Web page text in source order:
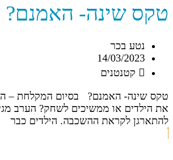
טקס שינה- האמנם?
נטע בכר
14/03/2023
קטנטנים
טקס שינה- האמנם? בסיום המקלחת –
את הילדים או ממשיכים לשחק? הערב
להתארגן לקראת ההשכבה. הילדים כבר